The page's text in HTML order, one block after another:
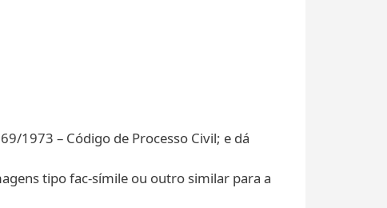
1973 – Código de Processo Civil; e dá
tipo fac-símile ou outro similar para a